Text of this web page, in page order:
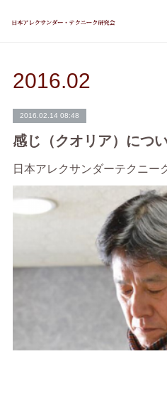
2016.02
2016.02.14 08:48
感じ（クオリア）につ
日本アレクサンダーテクニー